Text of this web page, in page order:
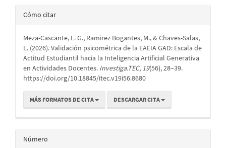
Detalles
artículo
Cómo citar
Meza-Cascante, L. G., Ramirez Bogantes, M., & Chaves-Salas,
L. (2026). Validación psicométrica de la EAEIA GAD: Escala de
Actitud Estudiantil hacia la Inteligencia Artificial Generativa
en Actividades Docentes. Investiga.TEC, 19(56), 28–39.
https://doi.org/10.18845/itec.v19i56.8680
MÁS FORMATOS DE CITA DESCARGAR CITA
Número